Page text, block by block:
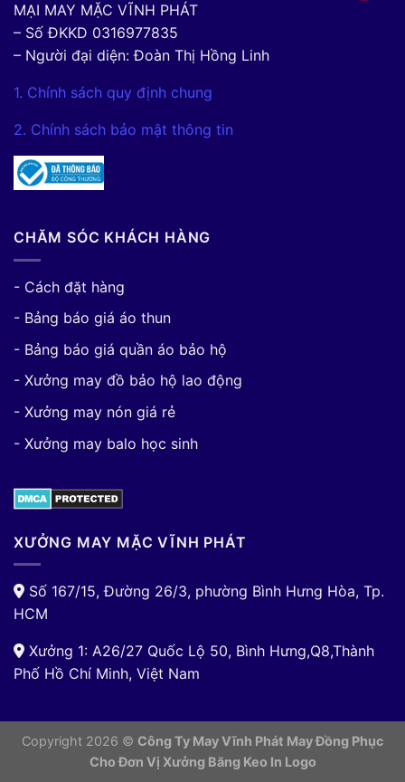
MẠI MAY MẶC VĨNH PHÁT
– Số ĐKKD 0316977835
– Người đại diện: Đoàn Thị Hồng Linh
1. Chính sách quy định chung
2. Chính sách bảo mật thông tin
CHĂM SÓC KHÁCH HÀNG
- Cách đặt hàng
- Bảng báo giá áo thun
- Bảng báo giá quần áo bảo hộ
- Xưởng may đồ bảo hộ lao động
- Xưởng may nón giá rẻ
- Xưởng may balo học sinh
XƯỞNG MAY MẶC VĨNH PHÁT
Số 167/15, Đường 26/3, phường Bình Hưng Hòa, Tp.
HCM
Xưởng 1: A26/27 Quốc Lộ 50, Bình Hưng,Q8,Thành
Phố Hồ Chí Minh, Việt Nam
Copyright 2026 © Công Ty May Vĩnh Phát May Đồng Phục
Cho Đơn Vị Xưởng Băng Keo In Logo